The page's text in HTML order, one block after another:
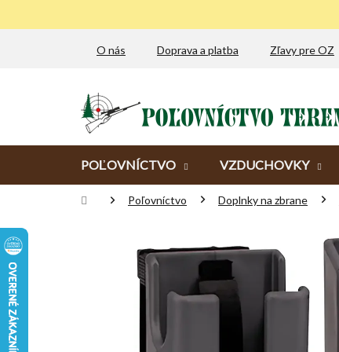
O nás Doprava a platba Zľavy pre OZ
POĽOVNÍCTVO VZDUCHOVKY
DomovPoľovníctvo Doplnky na zbrane